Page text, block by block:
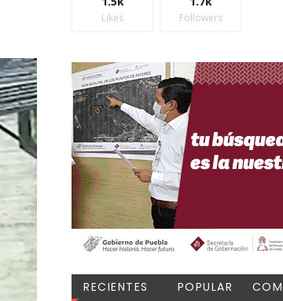
Likes Followers
RECIENTES POPULAR